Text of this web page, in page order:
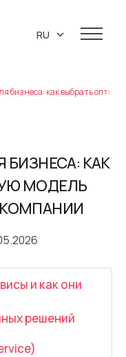
RU
бизнеса: как выбрать
БИЗНЕСА: КАК
МОДЕЛЬ
и как они
решений